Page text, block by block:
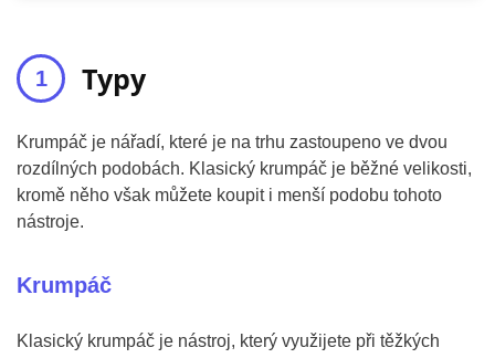
Typy
Krumpáč je nářadí, které je na trhu zastoupeno ve dvou
rozdílných podobách. Klasický krumpáč je běžné velikosti,
kromě něho však můžete koupit i menší podobu tohoto
nástroje.
Krumpáč
Klasický krumpáč je nástroj, který využijete při těžkých